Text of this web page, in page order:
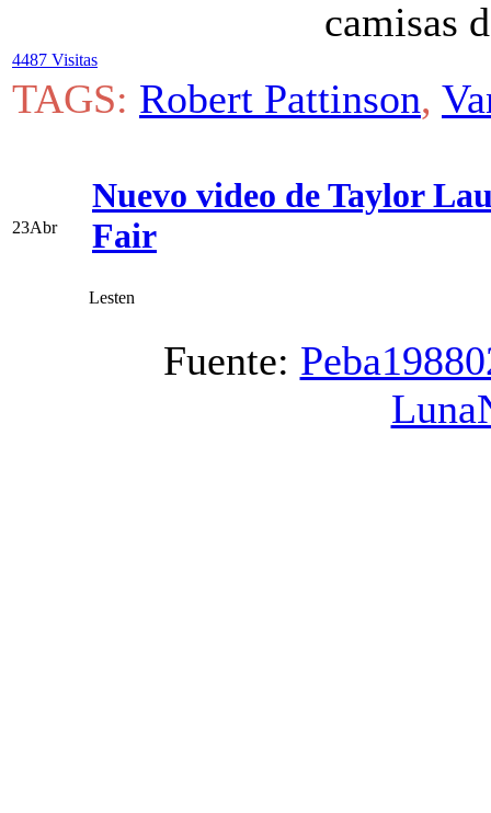
camisas
4487 Visitas
TAGS: Robert Pattinson,
23Abr
Nuevo video de Taylor
Fair
Lesten
Fuente: